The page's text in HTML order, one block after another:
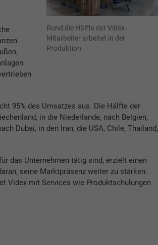
Rund die Hälfte der Videx-
Mitarbeiter arbeitet in der
Produktion
95% des Umsatzes aus. Die Hälfte der
in die Niederlande, nach Belgien,
Dubai, in den Iran, die USA, Chile, Thailand,
das Unternehmen tätig sind, erzielt einen
seine Marktpräsenz weiter zu stärken.
Videx mit Services wie Produktschulungen